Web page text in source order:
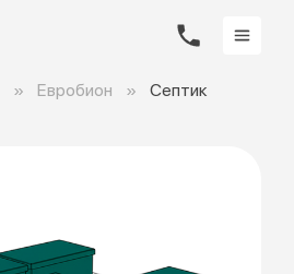
Евробион
Септик